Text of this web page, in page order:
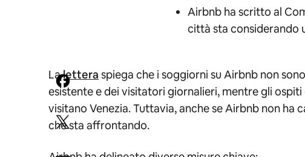
Airbnb ha scritto al
città sta considerando
Lalettera spiega che i soggiorni su Airbnb non
esistente e dei visitatori giornalieri, mentre gli
visitano Venezia. Tuttavia, anche se Airbnb non
che sta affrontando.